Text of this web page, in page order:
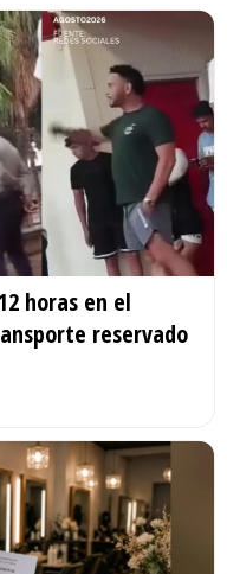
horas en el
reservado